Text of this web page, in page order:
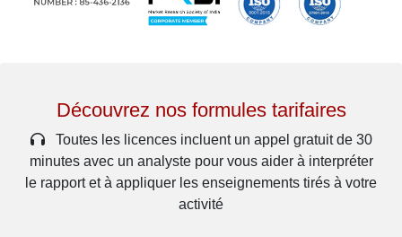
Découvrez nos formules tarifaires
Toutes les licences incluent un appel gratuit de 30
minutes avec un analyste pour vous aider à interpréter
le rapport et à appliquer les enseignements tirés à votre
activité